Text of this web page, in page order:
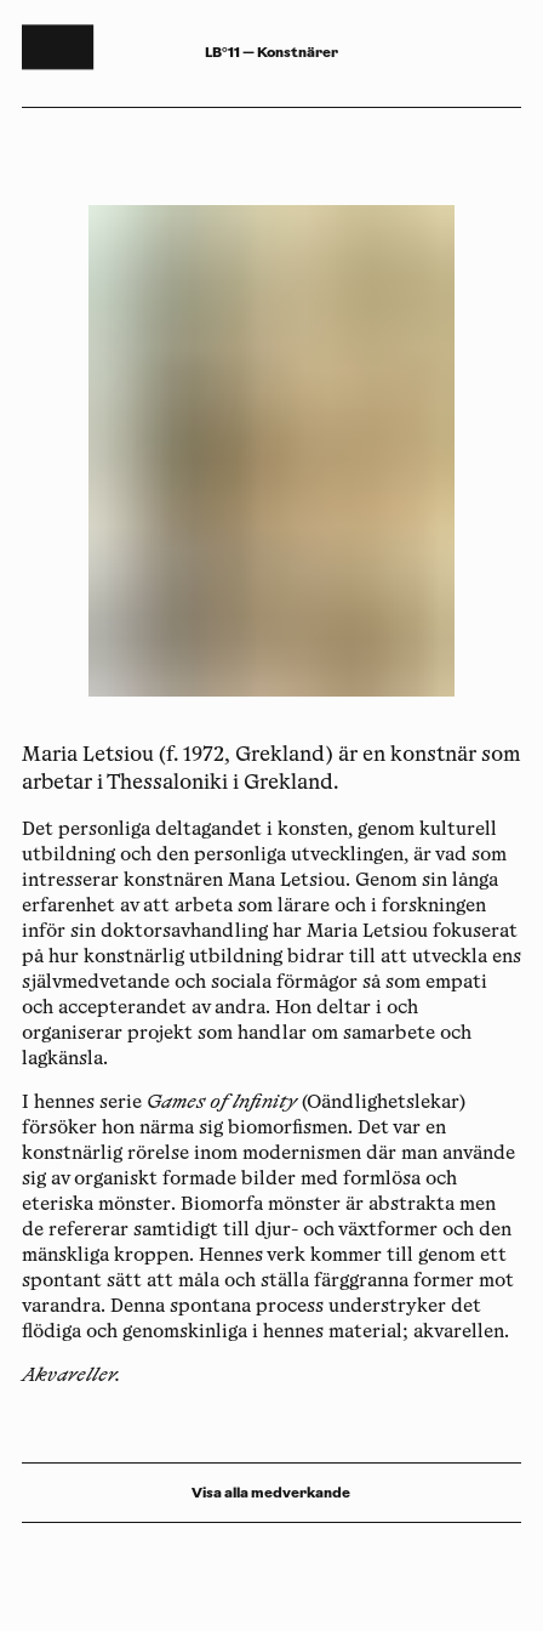
LB°11 — Konstnärer
Maria Letsiou (f. 1972, Grekland) är en konstnär som
arbetar i Thessaloniki i Grekland.
Det personliga deltagandet i konsten, genom kulturell
utbildning och den personliga utvecklingen, är vad som
intresserar konstnären Mana Letsiou. Genom sin långa
erfarenhet av att arbeta som lärare och i forskningen
inför sin doktorsavhandling har Maria Letsiou fokuserat
på hur konstnärlig utbildning bidrar till att utveckla ens
självmedvetande och sociala förmågor så som empati
och accepterandet av andra. Hon deltar i och
organiserar projekt som handlar om samarbete och
lagkänsla.
I hennes serie Games of lnfinity (Oändlighetslekar)
försöker hon närma sig biomorfismen. Det var en
konstnärlig rörelse inom modernismen där man använde
sig av organiskt formade bilder med formlösa och
eteriska mönster. Biomorfa mönster är abstrakta men
de refererar samtidigt till djur- och växtformer och den
mänskliga kroppen. Hennes verk kommer till genom ett
spontant sätt att måla och ställa färggranna former mot
varandra. Denna spontana process understryker det
flödiga och genomskinliga i hennes material; akvarellen.
Akvareller.
Visa alla medverkande